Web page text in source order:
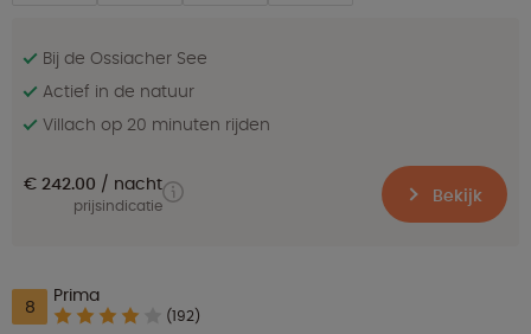
Bij de Ossiacher See
Actief in de natuur
Villach op 20 minuten rijden
€ 242.00 nacht
prijsindicatie Bekijk
8 Prima
(192)